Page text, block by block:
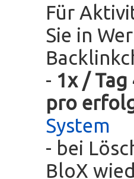
Für
Sie in
- 1x /
pro
System
- bei
BloX